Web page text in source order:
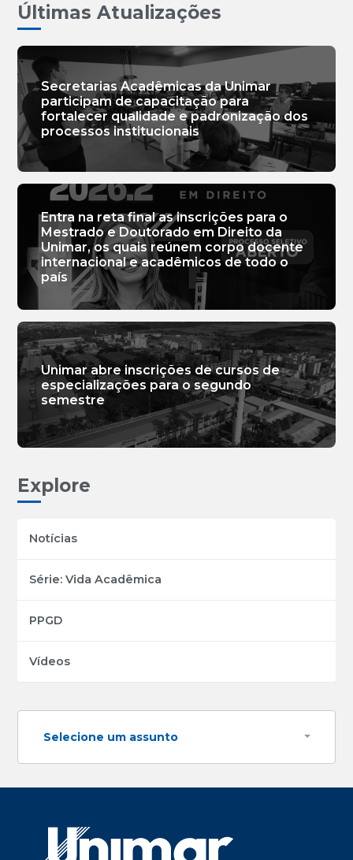
Últimas Atualizações
Secretarias Acadêmicas da Unimar
participam de capacitação para
fortalecer qualidade e padronização dos
processos institucionais
Entra na reta final as inscrições para o
Mestrado e Doutorado em Direito da
Unimar, os quais reúnem corpo docente
internacional e acadêmicos de todo o
país
Unimar abre inscrições de cursos de
especializações para o segundo
semestre
Explore
Notícias
Série: Vida Acadêmica
PPGD
Vídeos
Selecione um assunto